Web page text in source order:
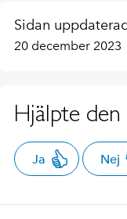
Sidan
20 december 2023
Hjälpte den
Ja Nej